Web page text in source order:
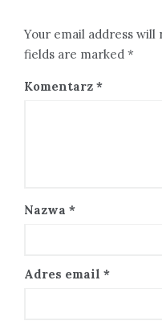
Your email address will
fields are marked *
Komentarz *
Nazwa *
Adres email *